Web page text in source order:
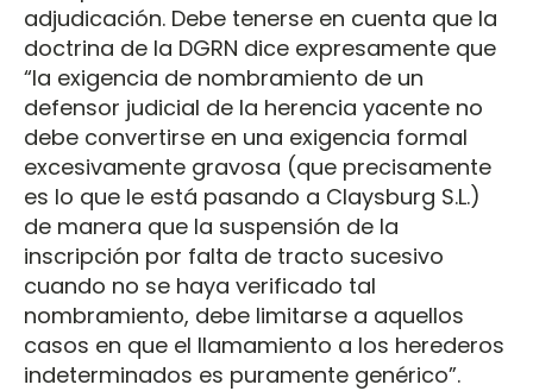
adjudicación. Debe tenerse en cuenta que la
doctrina de la DGRN dice expresamente que
“la exigencia de nombramiento de un
defensor judicial de la herencia yacente no
debe convertirse en una exigencia formal
excesivamente gravosa (que precisamente
es lo que le está pasando a Claysburg S.L.)
de manera que la suspensión de la
inscripción por falta de tracto sucesivo
cuando no se haya verificado tal
nombramiento, debe limitarse a aquellos
casos en que el llamamiento a los herederos
indeterminados es puramente genérico”.